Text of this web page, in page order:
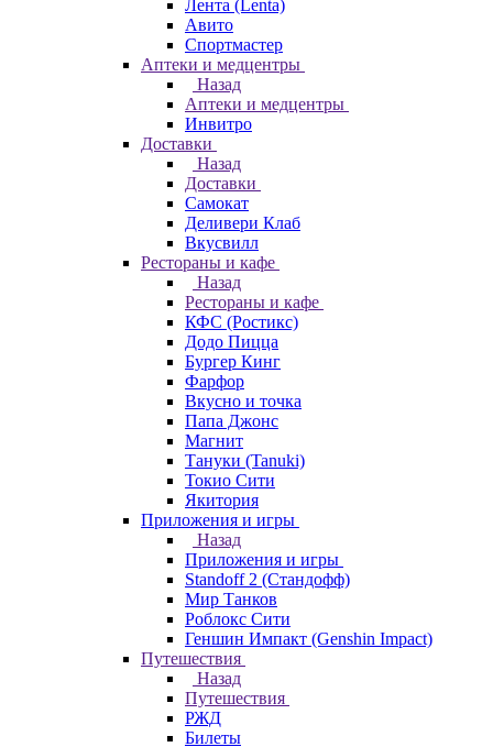
Лента (Lenta)
Авито
Спортмастер
Аптеки и медцентры
Назад
Аптеки и медцентры
Инвитро
Доставки
Назад
Доставки
Самокат
Деливери Клаб
Вкусвилл
Рестораны и кафе
Назад
Рестораны и кафе
КФС (Ростикс)
Додо Пицца
Бургер Кинг
Фарфор
Вкусно и точка
Папа Джонс
Магнит
Тануки (Tanuki)
Токио Сити
Якитория
Приложения и игры
Назад
Приложения и игры
Standoff 2 (Стандофф)
Мир Танков
Роблокс Сити
Геншин Импакт (Genshin Impact)
Путешествия
Назад
Путешествия
РЖД
Билеты